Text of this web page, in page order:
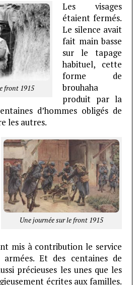
front 1915
Les visages
étaient fermés.
Le silence avait
fait main basse
sur le tapage
habituel, cette
forme de
brouhaha
produit par la
d’hommes obligés de
les autres.
Une journée sur le front 1915
mis à contribution le service
Et des centaines de
précieuses les unes que les
écrites aux familles.